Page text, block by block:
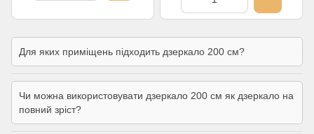
Для яких приміщень підходить дзеркало 200 см?
Чи можна використовувати дзеркало 200 см як дзеркало на
повний зріст?